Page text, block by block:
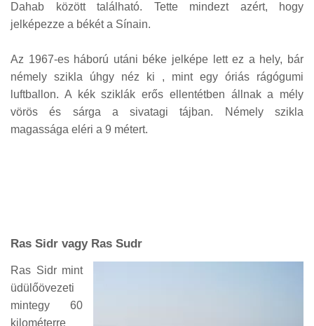
Dahab között található. Tette mindezt azért, hogy
jelképezze a békét a Sínain.
Az 1967-es háború utáni béke jelképe lett ez a hely, bár
némely szikla úhgy néz ki , mint egy óriás rágógumi
luftballon. A kék sziklák erős ellentétben állnak a mély
vörös és sárga a sivatagi tájban. Némely szikla
magassága eléri a 9 métert.
Ras Sidr vagy Ras Sudr
Ras Sidr mint
üdülőövezeti
mintegy 60
kilométerre